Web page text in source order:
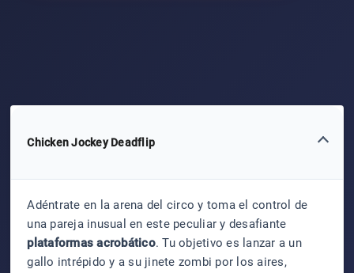
Chicken Jockey Deadflip
Adéntrate en la arena del circo y toma el control de
una pareja inusual en este peculiar y desafiante
plataformas acrobático. Tu objetivo es lanzar a un
gallo intrépido y a su jinete zombi por los aires,